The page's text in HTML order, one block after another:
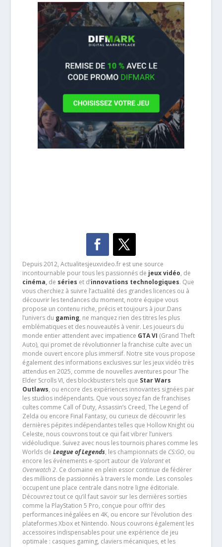
Depuis 2012, Actualitesjeuxvideo.fr est une source
incontournable pour tous les passionnés de jeux vidéo, de
cinéma,de séries et d’innovations technologiques. Que
vous cherchiez à suivre l’actualité des grandes licences ou à
découvrir les tendances du moment, notre équipe vous
propose un contenu riche, précis et toujours à jour.Dans
l’univers du gaming, ne manquez rien des titres les plus
emblématiques et des nouveautés à venir. Les joueurs du
monde entier attendent avec impatience GTA VI (Grand Theft
Auto), qui promet de révolutionner la franchise culte avec un
monde ouvert encore plus immersif. Notre site vous propose
également des informations exclusives sur les jeux vidéo très
attendus en 2025, comme de nouvelles aventures pour The
Elder Scrolls VI, des blockbusters tels que Star Wars
Outlaws, ou encore des expériences innovantes signées par
les studios indépendants. Que vous soyez fan de franchises
cultes comme Call of Duty, Assassin’s Creed, The Legend of
Zelda ou encore Final Fantasy, ou curieux de découvrir les
dernières pépites indépendantes telles que Hollow Knight ou
Celeste, nous couvrons tout ce qui fait vibrer l’univers
vidéoludique. Suivez avec nous les tournois phares comme les
Worlds de League of Legends, les championnats de CS:GO, ou
encore les événements e-sport autour de Valorantet
Overwatch 2. Ce domaine en plein essor continue de fédérer
des millions de passionnés à travers le monde. Les consoles
occupent une place centrale dans notre ligne éditoriale.
Découvrez tout ce qu’il faut savoir sur les dernières sorties
comme la PlayStation 5 Pro, conçue pour offrir des
performances inégalées en 4K, ou encore sur l’évolution des
plateformes Xbox et Nintendo. Nous couvrons également les
accessoires indispensables pour une expérience de jeu
optimale : casques gaming, claviers mécaniques, et les